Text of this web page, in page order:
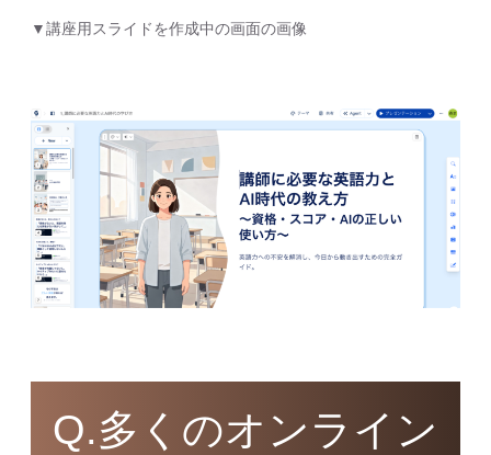
▼講座用スライドを作成中の画面の画像
Q.多くのオンライン